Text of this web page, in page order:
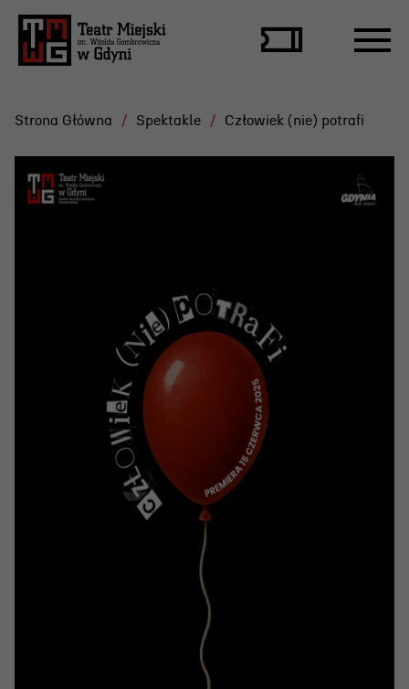
Repertuar
Archiwum spektakli
Projekty Teatru
Festiwal R@Port
Gdyńska Nagroda Dramaturgiczna
Konkurs im. Andrzeja
Strona Główna Spektakle Człowiek (nie) potrafi